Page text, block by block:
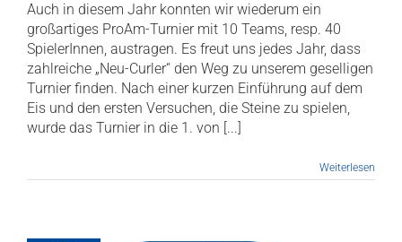
Auch in diesem Jahr konnten wir wiederum ein
großartiges ProAm-Turnier mit 10 Teams, resp. 40
SpielerInnen, austragen. Es freut uns jedes Jahr, dass
zahlreiche „Neu-Curler“ den Weg zu unserem geselligen
Turnier finden. Nach einer kurzen Einführung auf dem
Eis und den ersten Versuchen, die Steine zu spielen,
wurde das Turnier in die 1. von [...]
Weiterlesen